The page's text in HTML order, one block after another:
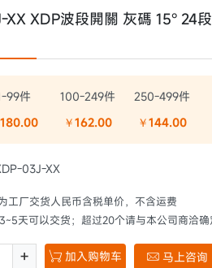
XDP波段開關 灰碼 15° 24
99件 100-249件 250-499件
180.00 ￥162.00 ￥144.00
03J-XX
工厂交货人民币含税单价，不含运费
天可以交货；超过20个请与本公司商洽
+  加入购物车  马上咨询